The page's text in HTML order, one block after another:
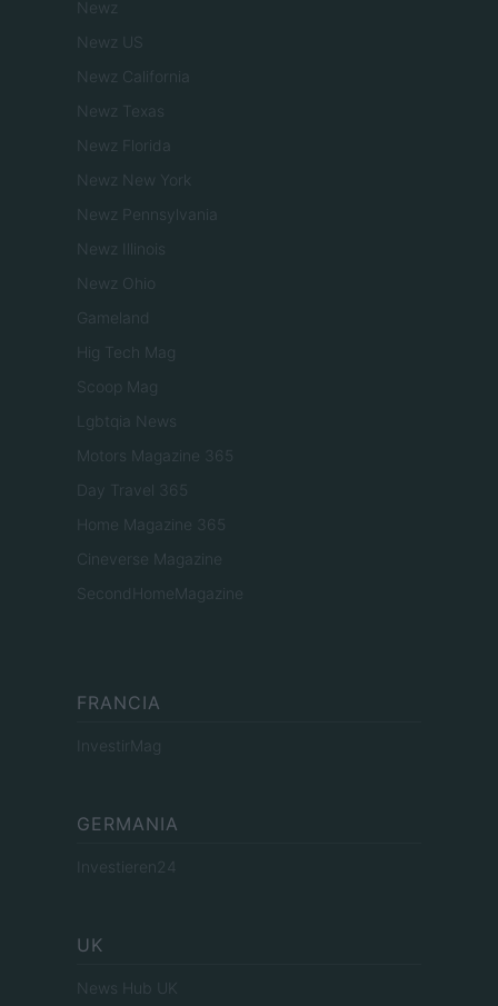
Newz
Newz US
Newz California
Newz Texas
Newz Florida
Newz New York
Newz Pennsylvania
Newz Illinois
Newz Ohio
Gameland
Hig Tech Mag
Scoop Mag
Lgbtqia News
Motors Magazine 365
Day Travel 365
Home Magazine 365
Cineverse Magazine
SecondHomeMagazine
FRANCIA
InvestirMag
GERMANIA
Investieren24
UK
News Hub UK